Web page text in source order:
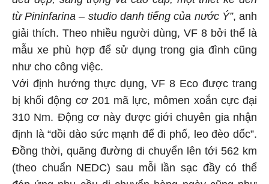
từ Pininfarina – studio danh tiếng của nước Ý”, anh
giải thích. Theo nhiều người dùng, VF 8 bởi thế là
mẫu xe phù hợp để sử dụng trong gia đình cũng
như cho công việc.
Với định hướng thực dụng, VF 8 Eco được trang
bị khối động cơ 201 mã lực, mômen xoắn cực đại
310 Nm. Động cơ này được giới chuyên gia nhận
định là “dồi dào sức mạnh để đi phố, leo đèo dốc”.
Đồng thời, quãng đường di chuyển lên tới 562 km
(theo chuẩn NEDC) sau mỗi lần sạc đầy có thể